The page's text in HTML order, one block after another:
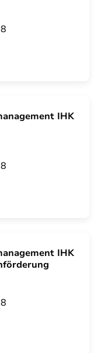
IHK
IHK